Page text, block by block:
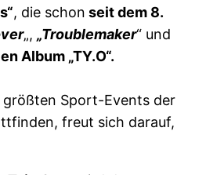
, die schon seit dem 8.
„, „Troublemaker“ und
Album „TY.O“.
Sport-Events der
freut sich darauf,